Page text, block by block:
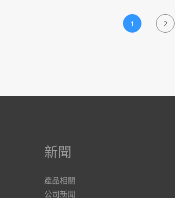
1 2
新聞
產品相關
公司新聞